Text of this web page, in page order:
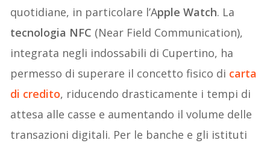
quotidiane, in particolare l’Apple Watch. La
tecnologia NFC (Near Field Communication),
integrata negli indossabili di Cupertino, ha
permesso di superare il concetto fisico di carta
di credito, riducendo drasticamente i tempi di
attesa alle casse e aumentando il volume delle
transazioni digitali. Per le banche e gli istituti